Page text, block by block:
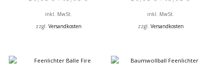
Produktseite
gewählt
Produktseite
gewählt
inkl. MwSt.
zzgl. Versandkosten
inkl. MwSt.
zzgl. Versandkosten